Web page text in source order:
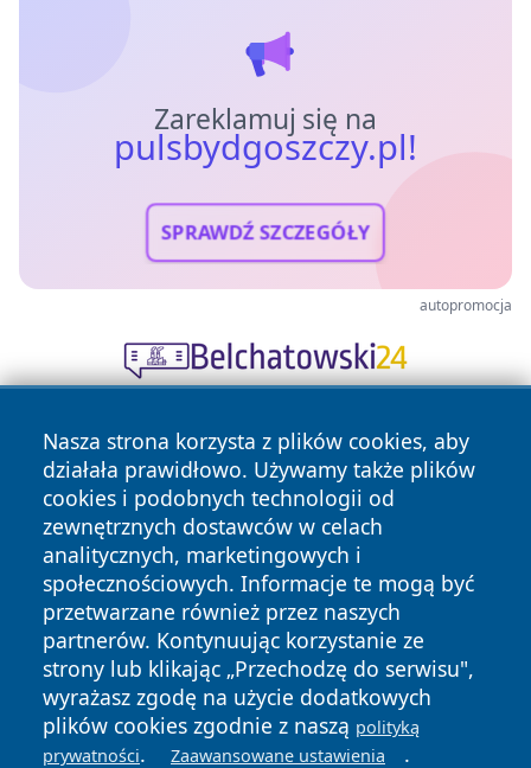
Zareklamuj się na
pulsbydgoszczy.pl!
SPRAWDŹ SZCZEGÓŁY
autopromocja
Nasza strona korzysta z plików cookies, aby
działała prawidłowo. Używamy także plików
cookies i podobnych technologii od
zewnętrznych dostawców w celach
analitycznych, marketingowych i
społecznościowych. Informacje te mogą być
przetwarzane również przez naszych
partnerów. Kontynuując korzystanie ze
strony lub klikając „Przechodzę do serwisu",
wyrażasz zgodę na użycie dodatkowych
plików cookies zgodnie z naszą polityką
prywatności. Zaawansowane ustawienia .
Copyright © 2026 pulsbydgoszczy.pl Wszystkie prawa
zastrzeżone.
News Autorzy
Polityka
Prywatności
Polityka
Cookies